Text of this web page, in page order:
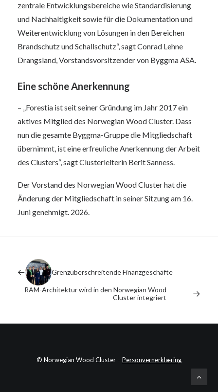
zentrale Entwicklungsbereiche wie Standardisierung
und Nachhaltigkeit sowie für die Dokumentation und
Weiterentwicklung von Lösungen in den Bereichen
Brandschutz und Schallschutz“, sagt Conrad Lehne
Drangsland, Vorstandsvorsitzender von Byggma ASA.
Eine schöne Anerkennung
– „Forestia ist seit seiner Gründung im Jahr 2017 ein
aktives Mitglied des Norwegian Wood Cluster. Dass
nun die gesamte Byggma-Gruppe die Mitgliedschaft
übernimmt, ist eine erfreuliche Anerkennung der Arbeit
des Clusters“, sagt Clusterleiterin Berit Sanness.
Der Vorstand des Norwegian Wood Cluster hat die
Änderung der Mitgliedschaft in seiner Sitzung am 16.
Juni genehmigt. 2026.
Grenzüberschreitende Finanzgeschäfte
RAM-Architektur wird in den Norwegian Wood
Cluster integriert
© Norwegian Wood Cluster –Personvernerklæring